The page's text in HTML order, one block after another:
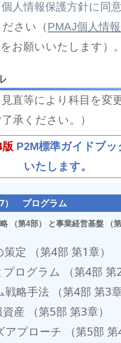
個人情報保護方針に同
さい（PMAJ個人情
お願いいたします）
見直等により科目を変
承ください。）
版 P2M標準ガイドブ
いたします。
） プログラム
（第4部） と事業経営基盤 （
定 （第4部 第1章）
プログラム （第4部 第
戦略手法 （第4部 第3
産 （第5部 第3章）
アプローチ （第5部